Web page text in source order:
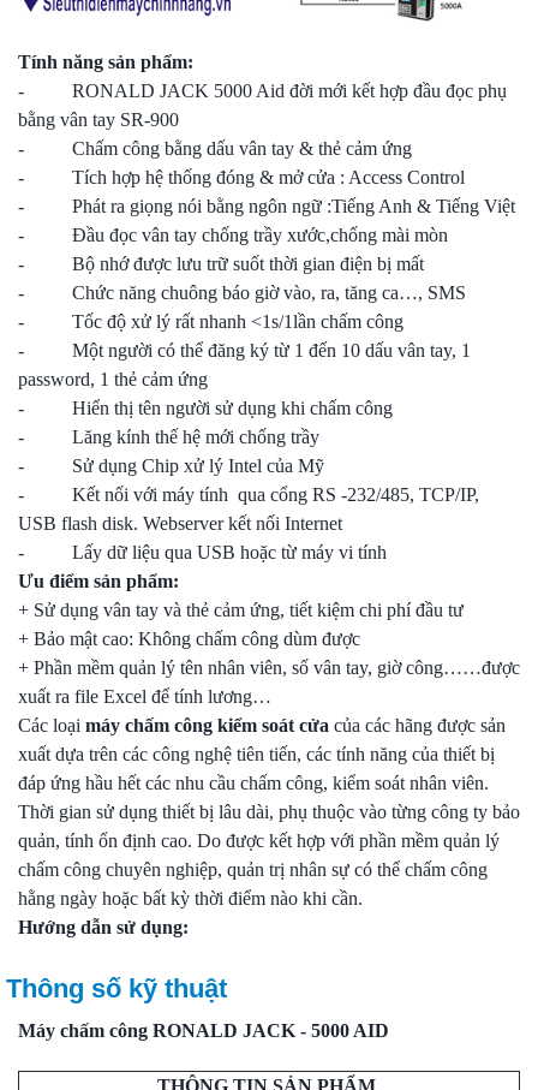
Tính năng sản phẩm:
- RONALD JACK 5000 Aid đời mới kết hợp đầu đọc phụ
bằng vân tay SR-900
- Chấm công bằng dấu vân tay & thẻ cảm ứng
- Tích hợp hệ thống đóng & mở cửa : Access Control
- Phát ra giọng nói bằng ngôn ngữ :Tiếng Anh & Tiếng Việt
- Đầu đọc vân tay chống trầy xước,chống mài mòn
- Bộ nhớ được lưu trữ suốt thời gian điện bị mất
- Chức năng chuông báo giờ vào, ra, tăng ca…, SMS
- Tốc độ xử lý rất nhanh <1s/1lần chấm công
- Một người có thể đăng ký từ 1 đến 10 dấu vân tay, 1
password, 1 thẻ cảm ứng
- Hiển thị tên người sử dụng khi chấm công
- Lăng kính thế hệ mới chống trầy
- Sử dụng Chip xử lý Intel của Mỹ
- Kết nối với máy tính qua cổng RS -232/485, TCP/IP,
USB flash disk. Webserver kết nối Internet
- Lấy dữ liệu qua USB hoặc từ máy vi tính
Ưu điểm sản phẩm:
+ Sử dụng vân tay và thẻ cảm ứng, tiết kiệm chi phí đầu tư
+ Bảo mật cao: Không chấm công dùm được
+ Phần mềm quản lý tên nhân viên, số vân tay, giờ công……được
xuất ra file Excel để tính lương…
Các loại máy chấm công kiểm soát cửa của các hãng được sản
xuất dựa trên các công nghệ tiên tiến, các tính năng của thiết bị
đáp ứng hầu hết các nhu cầu chấm công, kiểm soát nhân viên.
Thời gian sử dụng thiết bị lâu dài, phụ thuộc vào từng công ty bảo
quản, tính ổn định cao. Do được kết hợp với phần mềm quản lý
chấm công chuyên nghiệp, quản trị nhân sự có thể chấm công
hằng ngày hoặc bất kỳ thời điểm nào khi cần.
Hướng dẫn sử dụng:
Thông số kỹ thuật
Máy chấm công RONALD JACK - 5000 AID
THÔNG TIN SẢN PHẨM